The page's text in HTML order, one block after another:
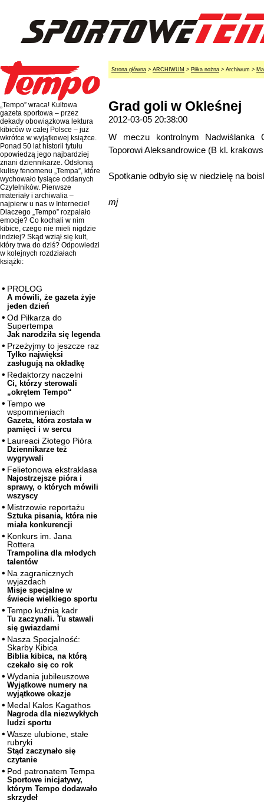
„Tempo” wraca! Kultowa
gazeta sportowa – przez
dekady obowiązkowa lektura
kibiców w całej Polsce – już
wkrótce w wyjątkowej książce.
Ponad 50 lat historii tytułu
opowiedzą jego najbardziej
znani dziennikarze. Odsłonią
kulisy fenomenu „Tempa”, które
wychowało tysiące oddanych
Czytelników. Pierwsze
materiały i archiwalia –
najpierw u nas w Internecie!
Dlaczego „Tempo” rozpalało
emocje? Co kochali w nim
kibice, czego nie mieli nigdzie
indziej? Skąd wziął się kult,
który trwa do dziś? Odpowiedzi
w kolejnych rozdziałach
książki:
PROLOG
A mówili, że gazeta żyje
jeden dzień
Od Piłkarza do
Supertempa
Jak narodziła się legenda
Przeżyjmy to jeszcze raz
Tylko najwięksi
zasługują na okładkę
Redaktorzy naczelni
Ci, którzy sterowali
„okrętem Tempo“
Tempo we
wspomnieniach
Gazeta, która została w
pamięci i w sercu
Laureaci Złotego Pióra
Dziennikarze też
wygrywali
Felietonowa ekstraklasa
Najostrzejsze pióra i
sprawy, o których mówili
wszyscy
Mistrzowie reportażu
Sztuka pisania, która nie
miała konkurencji
Konkurs im. Jana
Rottera
Trampolina dla młodych
talentów
Na zagranicznych
wyjazdach
Misje specjalne w
świecie wielkiego sportu
Tempo kuźnią kadr
Tu zaczynali. Tu stawali
się gwiazdami
Nasza Specjalność:
Skarby Kibica
Biblia kibica, na którą
czekało się co rok
Wydania jubileuszowe
Wyjątkowe numery na
wyjątkowe okazje
Medal Kalos Kagathos
Nagroda dla niezwykłych
ludzi sportu
Wasze ulubione, stałe
rubryki
Stąd zaczynało się
czytanie
Pod patronatem Tempa
Sportowe inicjatywy,
którym Tempo dodawało
skrzydeł
Strona główna > ARCHIWUM > Piłka nożna > Archiwum >
Grad goli w Okleśnej
2012-03-05 20:38:00
W meczu kontrolnym Nadwiślanka
Toporowi Aleksandrowice (B kl.
Spotkanie odbyło się w niedzielę na
mj